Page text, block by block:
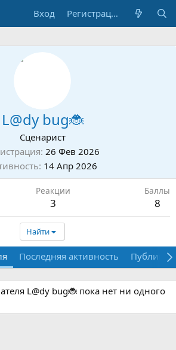
Вход Регистрация
L@dy bug🐞
Сценарист
26 Фев 2026
14 Апр 2026
Реакции
3
Баллы
8
Найти
Последняя активность
L@dy bug🐞 пока нет ни одного